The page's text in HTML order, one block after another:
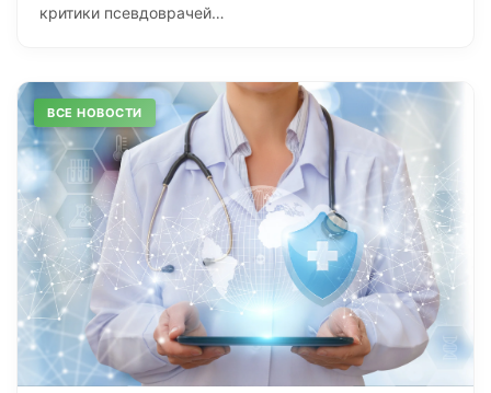
критики псевдоврачей…
ВСЕ НОВОСТИ